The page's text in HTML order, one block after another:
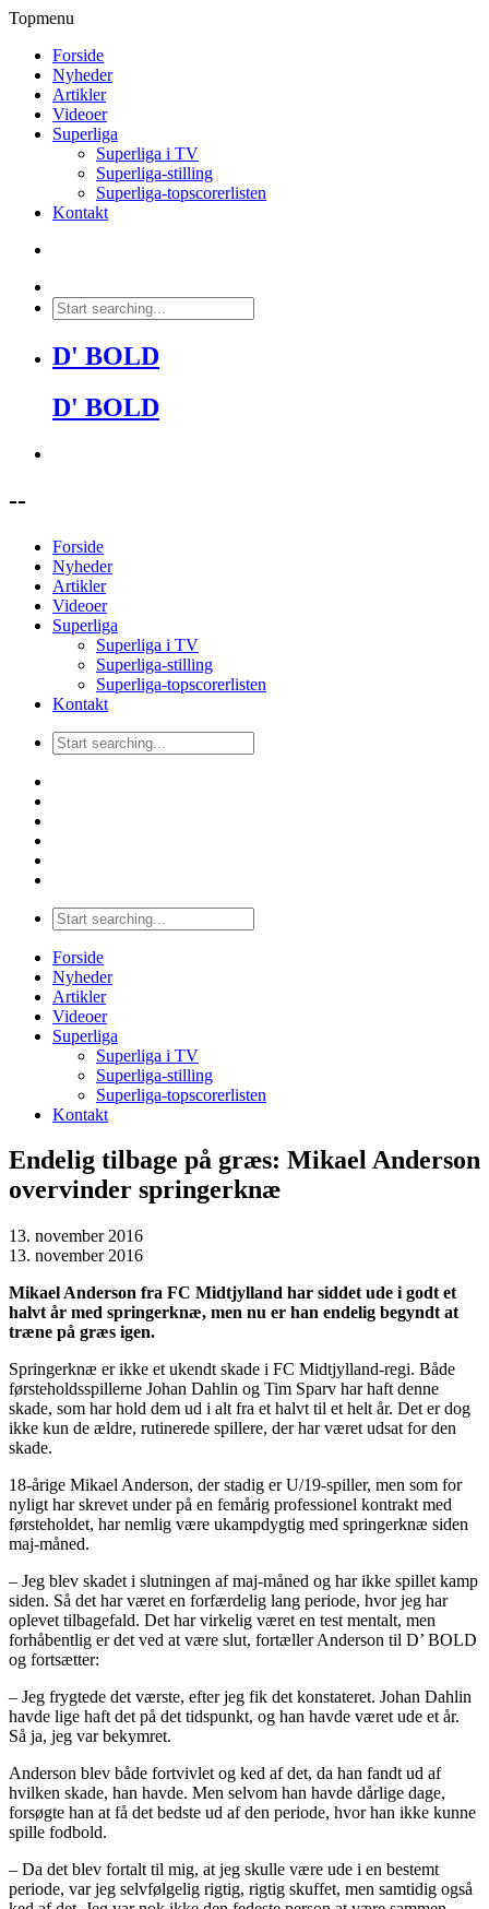
Topmenu
Forside
Nyheder
Artikler
Videoer
Superliga
Superliga i TV
Superliga-stilling
Superliga-topscorerlisten
Kontakt
D' BOLD
D' BOLD
--
Forside
Nyheder
Artikler
Videoer
Superliga
Superliga i TV
Superliga-stilling
Superliga-topscorerlisten
Kontakt
Forside
Nyheder
Artikler
Videoer
Superliga
Superliga i TV
Superliga-stilling
Superliga-topscorerlisten
Kontakt
Endelig tilbage på græs: Mikael Anderson
overvinder springerknæ
13. november 2016
13. november 2016
Mikael Anderson fra FC Midtjylland har siddet ude i godt et
halvt år med springerknæ, men nu er han endelig begyndt at
træne på græs igen.
Springerknæ er ikke et ukendt skade i FC Midtjylland-regi. Både
førsteholdsspillerne Johan Dahlin og Tim Sparv har haft denne
skade, som har hold dem ud i alt fra et halvt til et helt år. Det er dog
ikke kun de ældre, rutinerede spillere, der har været udsat for den
skade.
18-årige Mikael Anderson, der stadig er U/19-spiller, men som for
nyligt har skrevet under på en femårig professionel kontrakt med
førsteholdet, har nemlig være ukampdygtig med springerknæ siden
maj-måned.
– Jeg blev skadet i slutningen af maj-måned og har ikke spillet kamp
siden. Så det har været en forfærdelig lang periode, hvor jeg har
oplevet tilbagefald. Det har virkelig været en test mentalt, men
forhåbentlig er det ved at være slut, fortæller Anderson til D’ BOLD
og fortsætter:
– Jeg frygtede det værste, efter jeg fik det konstateret. Johan Dahlin
havde lige haft det på det tidspunkt, og han havde været ude et år.
Så ja, jeg var bekymret.
Anderson blev både fortvivlet og ked af det, da han fandt ud af
hvilken skade, han havde. Men selvom han havde dårlige dage,
forsøgte han at få det bedste ud af den periode, hvor han ikke kunne
spille fodbold.
– Da det blev fortalt til mig, at jeg skulle være ude i en bestemt
periode, var jeg selvfølgelig rigtig, rigtig skuffet, men samtidig også